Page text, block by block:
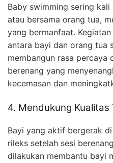
Baby swimming sering
atau bersama orang tua,
yang bermanfaat.
antara bayi dan orang tua
membangun rasa percaya
berenang yang
kecemasan dan
4. Mendukung
Bayi yang aktif bergerak
rileks setelah sesi
dilakukan membantu bayi